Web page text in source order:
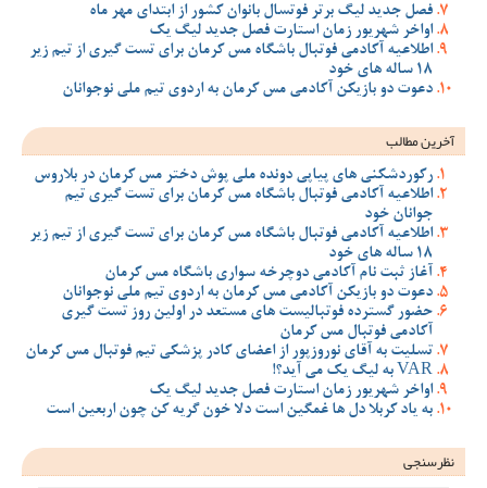
فصل جدید لیگ برتر فوتسال بانوان کشور از ابتدای مهر ماه
اواخر شهریور زمان استارت فصل جدید لیگ یک
اطلاعیه آکادمی فوتبال باشگاه مس کرمان برای تست گیری از تیم زیر
18 ساله های خود
دعوت دو بازیکن آکادمی مس کرمان به اردوی تیم ملی نوجوانان
آخرین مطالب
رکوردشکنی های پیاپی دونده ملی پوش دختر مس کرمان در بلاروس
اطلاعیه آکادمی فوتبال باشگاه مس کرمان برای تست گیری تیم
جوانان خود
اطلاعیه آکادمی فوتبال باشگاه مس کرمان برای تست گیری از تیم زیر
18 ساله های خود
آغاز ثبت نام آکادمی دوچرخه سواری باشگاه مس کرمان
دعوت دو بازیکن آکادمی مس کرمان به اردوی تیم ملی نوجوانان
حضور گسترده فوتبالیست های مستعد در اولین روز تست گیری
آکادمی فوتبال مس کرمان
تسلیت به آقای نوروزپور از اعضای کادر پزشکی تیم فوتبال مس کرمان
VAR به لیگ یک می آید؟!
اواخر شهریور زمان استارت فصل جدید لیگ یک
به یاد کربلا دل ها غمگین است دلا خون گریه کن چون اربعین است
نظرسنجی